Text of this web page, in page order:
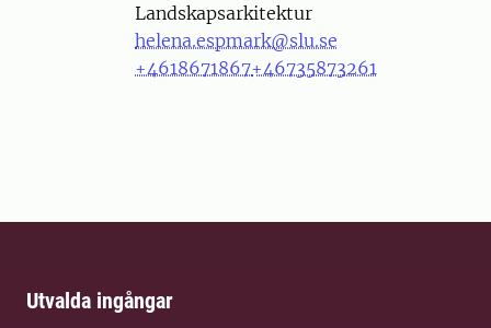
Landskapsarkitektur
helena.espmark@slu.se
+4618671867+46735873261
Utvalda ingångar